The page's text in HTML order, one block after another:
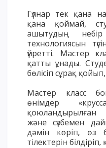
Гүлнар тек қана
қана қоймай,
ашытудың
технологиясын
үйретті. Мастер
қатты ұнады.
бөлісіп сұрақ
Мастер класс
өнімдер
қоюландырылған
және сүзбемен
дәмін көріп, өз
тілектерін